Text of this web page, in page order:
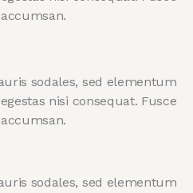
sodales, sed elementum
nisi consequat. Fusce
sodales, sed elementum